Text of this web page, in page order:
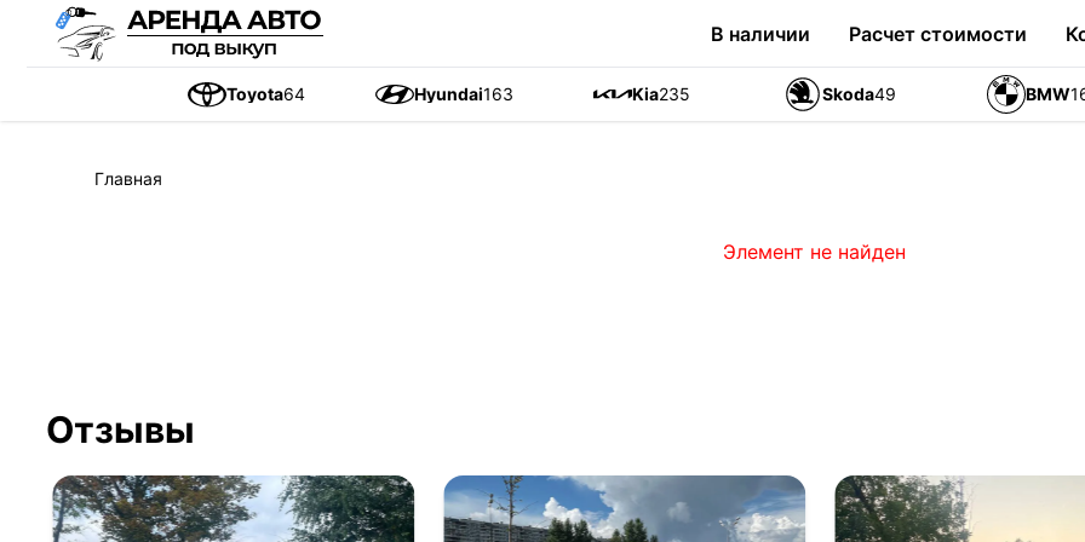
В наличии Расчет стоимости
Toyota64 Hyundai163 Kia235 Skoda49 BMW
Главная
Элемент не найден
Отзывы